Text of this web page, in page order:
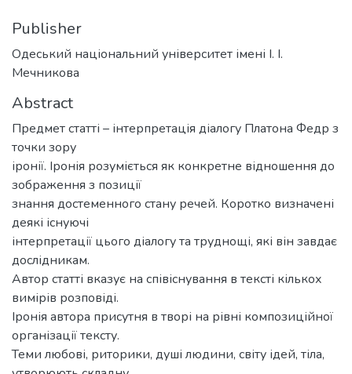
Publisher
Одеський національний університет імені І. І.
Мечникова
Abstract
Предмет статті – інтерпретація діалогу Платона Федр з
точки зору
іронії. Іронія розуміється як конкретне відношення до
зображення з позиції
знання достеменного стану речей. Коротко визначені
деякі існуючі
інтерпретації цього діалогу та труднощі, які він завдає
дослідникам.
Автор статті вказує на співіснування в тексті кількох
вимірів розповіді.
Іронія автора присутня в творі на рівні композиційної
організації тексту.
Теми любові, риторики, душі людини, світу ідей, тіла,